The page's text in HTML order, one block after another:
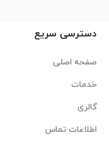
دسترسی سریع
صفحه اصلی
خدمات
گالری
اطلاعات تماس